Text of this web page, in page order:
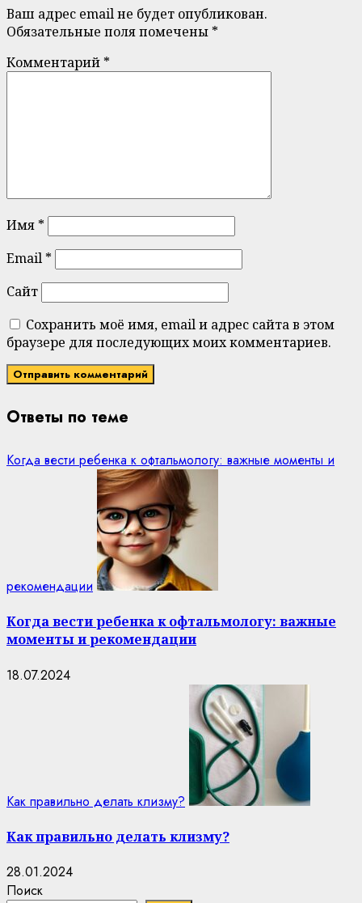
Ваш адрес email не будет опубликован.
Обязательные поля помечены *
Комментарий *
Имя *
Email *
Сайт
Сохранить моё имя, email и адрес сайта в этом
браузере для последующих моих комментариев.
Ответы по теме
Когда вести ребенка к офтальмологу: важные моменты и
рекомендации
Когда вести ребенка к офтальмологу: важные
моменты и рекомендации
18.07.2024
Как правильно делать клизму?
Как правильно делать клизму?
28.01.2024
Поиск